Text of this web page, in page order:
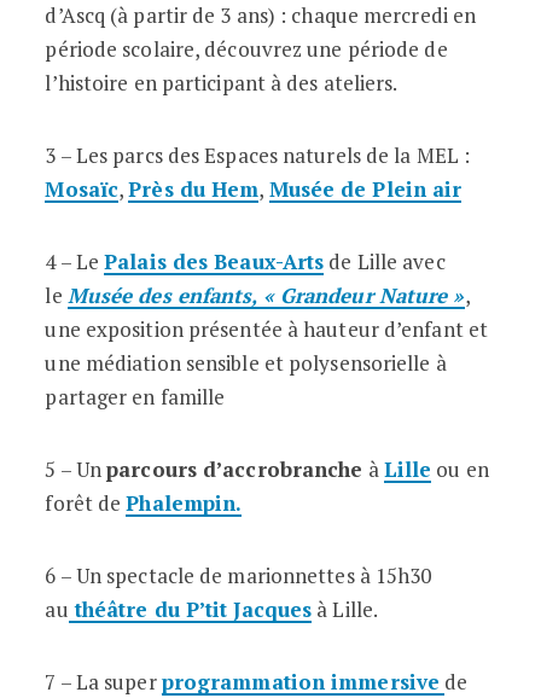
d’Ascq (à partir de 3 ans) : chaque mercredi en
période scolaire, découvrez une période de
l’histoire en participant à des ateliers.
3 – Les parcs des Espaces naturels de la MEL :
Mosaïc,Près du Hem, Musée de Plein air
4 – LePalais des Beaux-Arts de Lille avec
le Musée des enfants, « Grandeur Nature »,
une exposition présentée à hauteur d’enfant et
une médiation sensible et polysensorielle à
partager en famille
5 – Unparcours d’accrobranche àLille ou en
forêt dePhalempin.
6 – Un spectacle de marionnettes à 15h30
au théâtre du P’tit Jacques à Lille.
7 – La superprogrammation immersive de